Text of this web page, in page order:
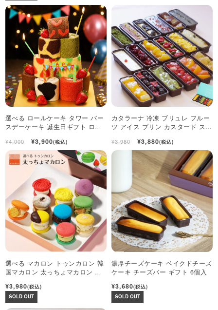
選べる ロールケーキ タワー バー
スデーケーキ 誕生日ギフト ロー
¥4,000 ¥3,900(税込)
カタラーナ 冷凍 ブリュレ フルー
ツ アイス プリン カスタード スイ
¥3,980 ¥3,880(税込)
選べる マカロン トゥンカロン 韓
国マカロン 太っちょマカロン 可
¥3,980(税込)
SOLD OUT
濃厚チーズケーキ ベイクドチーズ
ケーキ チーズバー ギフト 6個入
¥3,680(税込)
SOLD OUT